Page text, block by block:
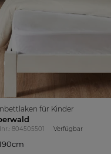
für Kinder
804505501 Verfügbar